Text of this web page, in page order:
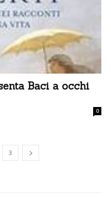
Baci a occhi
0
3